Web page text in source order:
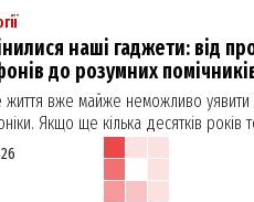
наші гаджети: від
до розумних
життя вже майже неможливо уявити
Якщо ще кілька десятків років